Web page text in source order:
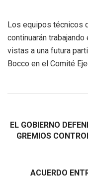
Los equipos técnicos
continuarán
vistas a una futura
Bocco en el Comité
EL GOBIERNO
GREMIOS
ACUERDO